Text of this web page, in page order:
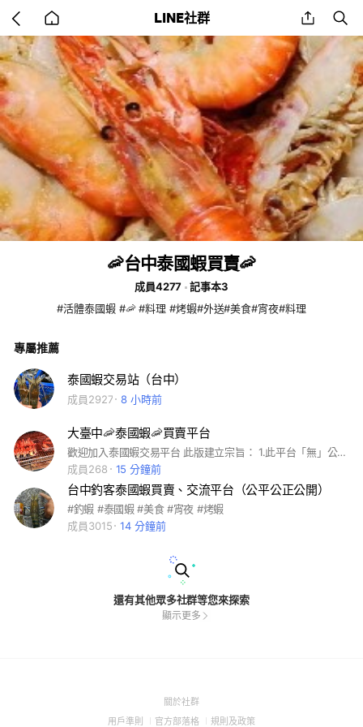
back
to
home
LINE社群 share
🦐台中泰國蝦買賣🦐
成員4277
記事本3
#活體泰國蝦 #🦐 #料理 #烤蝦#外送#美食#宵夜#料理
專屬推薦
泰國蝦交易站（台中）
成員2927 8 小時前
大臺中🦐泰國蝦🦐買賣平台
歡迎加入泰國蝦交易平台 此版建立宗旨： 1.此平台「無」公定價 2.公平交易買家與賣家自行溝通 ⚠️釣客須知： 1.斤數不要偷斤減兩！ （儘量已拍照錄影為證） 2.貼文在蝦就在，售出後一律回收貼文 3.一律🈲️店家 ⚠️買家須知： 1.切勿惡意棄單 （一律法律途徑追究） ——————複製⬇️貼文———— 🍭🍭賣賣賣🍭🍭 🦐蝦種： 🦐賣家: 🦐斤數: 🦐價位: 🦐地點: 🦐時間: 🦐電話: ⚠備註: 代烤🔥每斤+50 去蝦囊✂️每斤+50 ⚠️ 自取佳 附近不遠可幫送。 地區太遠視距離補貼油資👍
成員268
15 分鐘前
台中釣客泰國蝦買賣、交流平台（公平公正公開）
#釣蝦 #泰國蝦 #美食 #宵夜 #烤蝦
成員3015
14 分鐘前
還有其他眾多社群等您來探索
顯示更多
關於社群(Open
用戶準則 (Open
官方部落格 (Open
規則及政策(Open